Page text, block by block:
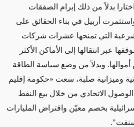
بدلاً من ذلك إبرام الصفقات
أربيل في بناء الحقائق على
التي تمنحها عشرات شركات
عبر انتقالها إلى الأماكن الأكثر
وبدلاً من وضع سياسة الطاقة
وميزانية صلبة، سعت «حكومة إقليم
الاتحادي من خلال بيع النفط
بخصم معيّن واقتراض المليارات